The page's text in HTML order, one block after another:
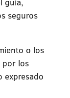
seguros
o los
por los
expresado